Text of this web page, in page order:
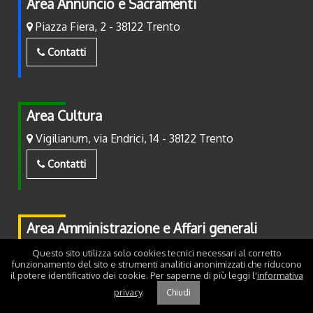
Area Annuncio e Sacramenti
Piazza Fiera, 2 - 38122 Trento
Contatti
Area Cultura
Vigilianum, via Endrici, 14 - 38122 Trento
Contatti
Area Amministrazione e Affari generali
Piazza Fiera, 2 - 38122 Trento
Contatti
Questo sito utilizza solo cookies tecnici necessari al corretto
funzionamento del sito e strumenti analitici anonimizzati che riducono
il potere identificativo dei cookie. Per saperne di più leggi l'informativa
privacy. Chiudi